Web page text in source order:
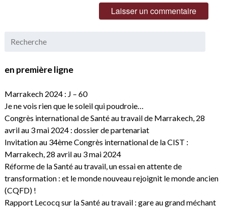
en première ligne
Marrakech 2024 : J – 60
Je ne vois rien que le soleil qui poudroie…
Congrès international de Santé au travail de Marrakech, 28
avril au 3 mai 2024 : dossier de partenariat
Invitation au 34ème Congrès international de la CIST :
Marrakech, 28 avril au 3 mai 2024
Réforme de la Santé au travail, un essai en attente de
transformation : et le monde nouveau rejoignit le monde ancien
(CQFD) !
Rapport Lecocq sur la Santé au travail : gare au grand méchant